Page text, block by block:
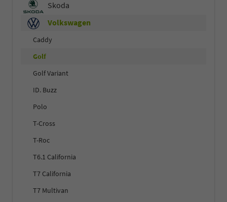
Skoda
Volkswagen
Caddy
Golf
Golf Variant
ID. Buzz
Polo
T-Cross
T-Roc
T6.1 California
T7 California
T7 Multivan